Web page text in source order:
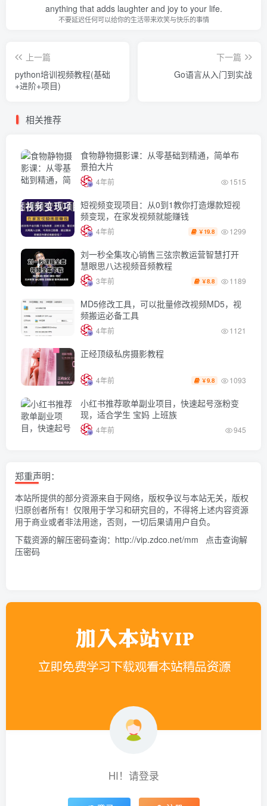
anything that adds laughter and joy to your life.
不要延迟任何可以给你的生活带来欢笑与快乐的事情
上一篇
python培训视频教程(基础
+进阶+项目)
下一篇
Go语言从入门到实战
相关推荐
食物静物摄影课：从零基础到精通，简单布
景拍大片
4年前 1515
短视频变现项目：从0到1教你打造爆款短视
频变现，在家发视频就能赚钱
4年前 ￥ 19.8 1299
刘一秒全集攻心销售三弦宗教运营智慧打开
慧眼思八达视频音频教程
3年前 ￥8.8 1189
MD5修改工具，可以批量修改视频MD5，视
频搬运必备工具
4年前 1121
正经顶级私房摄影教程
4年前 ￥9.8 1093
小红书推荐歌单副业项目，快速起号涨粉变
现，适合学生 宝妈 上班族
4年前 945
郑重声明：
本站所提供的部分资源来自于网络，版权争议与本站无关，版权
归原创者所有！仅限用于学习和研究目的，不得将上述内容资源
用于商业或者非法用途，否则，一切后果请用户自负。
下载资源的解压密码查询： http://vip.zdco.net/mm
点击查询解
压密码
HI！请登录